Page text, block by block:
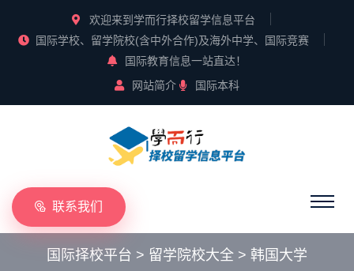
欢迎来到学而行择校留学信息平台
国际学校、留学院校(含中外合作)及海外中学、国际竞赛
国际教育信息一站直达！
网站简介
国际本科
联系我们
国际择校平台 > 留学院校大全 > 韩国大学